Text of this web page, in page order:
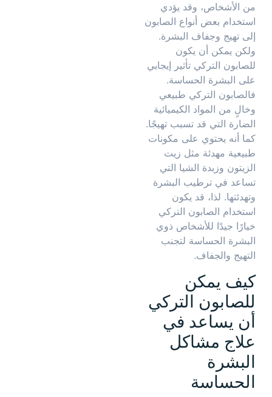
من الأشخاص، وقد يؤدي
استخدام بعض أنواع الصابون
إلى تهيج وجفاف البشرة.
ولكن يمكن أن يكون
للصابون التركي تأثير إيجابي
على البشرة الحساسة.
فالصابون التركي طبيعي
وخالٍ من المواد الكيميائية
الضارة التي قد تسبب تهيجًا.
كما أنه يحتوي على مكونات
طبيعية مهدئة مثل زيت
الزيتون وزبدة الشيا التي
تساعد في ترطيب البشرة
وتهدئتها. لذا، قد يكون
استخدام الصابون التركي
خيارًا جيدًا للأشخاص ذوي
البشرة الحساسة لتجنب
التهيج والجفاف.
كيف يمكن
للصابون التركي
أن يساعد في
علاج مشاكل
البشرة
الحساسة